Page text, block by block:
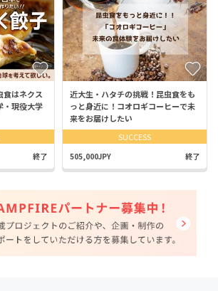
食はネクス
・現役大学
終了
近大生・ハタチの挑戦！昆虫食をも
っと身近に！コオロギコーヒーで未
来をお届けしたい
SUCCESS
505,000JPY 終了